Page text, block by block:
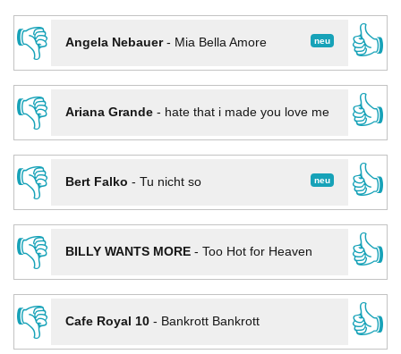
👎 neu
Angela Nebauer- Mia Bella Amore
👍
👎
Ariana Grande- hate that i made you love me
👍
👎
neu
Bert Falko - Tu nicht so
👍
👎
BILLY WANTS MORE- Too Hot for Heaven
👍
👎
Cafe Royal 10- Bankrott Bankrott
👍